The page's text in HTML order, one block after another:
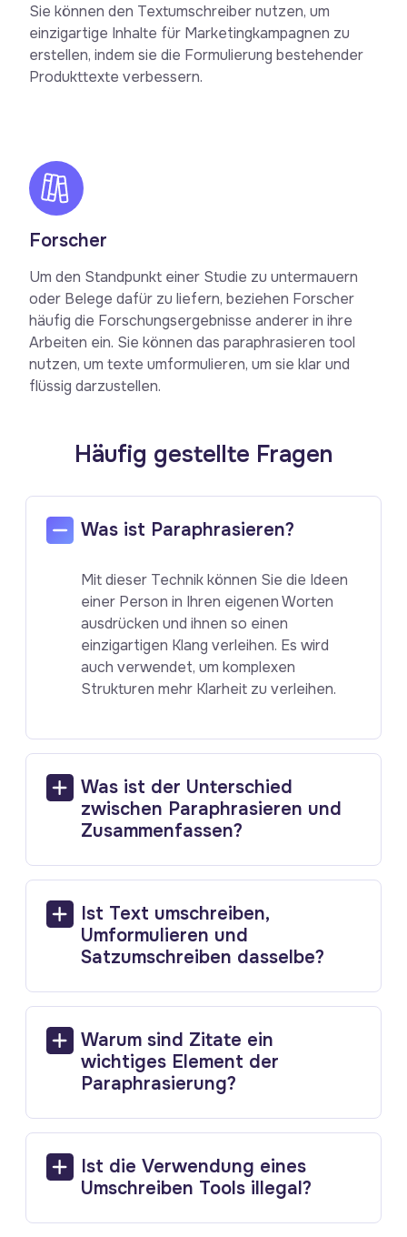
Sie können den Textumschreiber nutzen, um
einzigartige Inhalte für Marketingkampagnen zu
erstellen, indem sie die Formulierung bestehender
Produkttexte verbessern.
Forscher
Um den Standpunkt einer Studie zu untermauern
oder Belege dafür zu liefern, beziehen Forscher
häufig die Forschungsergebnisse anderer in ihre
Arbeiten ein. Sie können das paraphrasieren tool
nutzen, um texte umformulieren, um sie klar und
flüssig darzustellen.
Häufig gestellte Fragen
Was ist Paraphrasieren?
Mit dieser Technik können Sie die Ideen
einer Person in Ihren eigenen Worten
ausdrücken und ihnen so einen
einzigartigen Klang verleihen. Es wird
auch verwendet, um komplexen
Strukturen mehr Klarheit zu verleihen.
Was ist der Unterschied
zwischen Paraphrasieren und
Zusammenfassen?
Ist Text umschreiben,
Umformulieren und
Satzumschreiben dasselbe?
Warum sind Zitate ein
wichtiges Element der
Paraphrasierung?
Ist die Verwendung eines
Umschreiben Tools illegal?